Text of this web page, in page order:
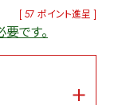
[ 57 ポイント進呈 ]
です。